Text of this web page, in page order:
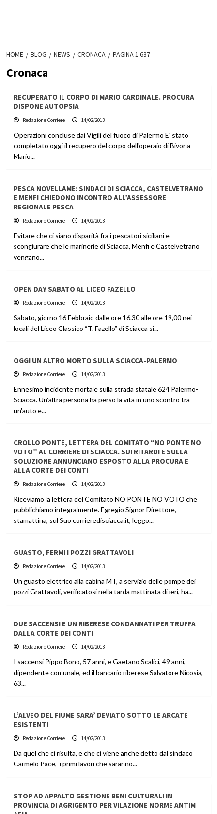
HOME BLOG NEWS CRONACA PAGINA 1.637
Cronaca
RECUPERATO IL CORPO DI MARIO CARDINALE. PROCURA
DISPONE AUTOPSIA
Redazione Corriere 14/02/2013
Operazioni concluse dai Vigili del fuoco di Palermo E' stato
completato oggi il recupero del corpo dell'operaio di Bivona
Mario...
PESCA NOVELLAME: SINDACI DI SCIACCA, CASTELVETRANO
E MENFI CHIEDONO INCONTRO ALL’ASSESSORE
REGIONALE PESCA
Redazione Corriere 14/02/2013
Evitare che ci siano disparità fra i pescatori siciliani e
scongiurare che le marinerie di Sciacca, Menfi e Castelvetrano
vengano...
OPEN DAY SABATO AL LICEO FAZELLO
Redazione Corriere 14/02/2013
Sabato, giorno 16 Febbraio dalle ore 16.30 alle ore 19,00 nei
locali del Liceo Classico “T. Fazello” di Sciacca si...
OGGI UN ALTRO MORTO SULLA SCIACCA-PALERMO
Redazione Corriere 14/02/2013
Ennesimo incidente mortale sulla strada statale 624 Palermo-
Sciacca. Un'altra persona ha perso la vita in uno scontro tra
un'auto e...
CROLLO PONTE, LETTERA DEL COMITATO “NO PONTE NO
VOTO” AL CORRIERE DI SCIACCA. SUI RITARDI E SULLA
SOLUZIONE ANNUNCIANO ESPOSTO ALLA PROCURA E
ALLA CORTE DEI CONTI
Redazione Corriere 14/02/2013
Riceviamo la lettera del Comitato NO PONTE NO VOTO che
pubblichiamo integralmente. Egregio Signor Direttore,
stamattina, sul Suo corrieredisciacca.it, leggo...
GUASTO, FERMI I POZZI GRATTAVOLI
Redazione Corriere 14/02/2013
Un guasto elettrico alla cabina MT, a servizio delle pompe dei
pozzi Grattavoli, verificatosi nella tarda mattinata di ieri, ha...
DUE SACCENSI E UN RIBERESE CONDANNATI PER TRUFFA
DALLA CORTE DEI CONTI
Redazione Corriere 14/02/2013
I saccensi Pippo Bono, 57 anni, e Gaetano Scalici, 49 anni,
dipendente comunale, ed il bancario riberese Salvatore Nicosia,
63...
L’ALVEO DEL FIUME SARA’ DEVIATO SOTTO LE ARCATE
ESISTENTI
Redazione Corriere 14/02/2013
Da quel che ci risulta, e che ci viene anche detto dal sindaco
Carmelo Pace, i primi lavori che saranno...
STOP AD APPALTO GESTIONE BENI CULTURALI IN
PROVINCIA DI AGRIGENTO PER VILAZIONE NORME ANTIM